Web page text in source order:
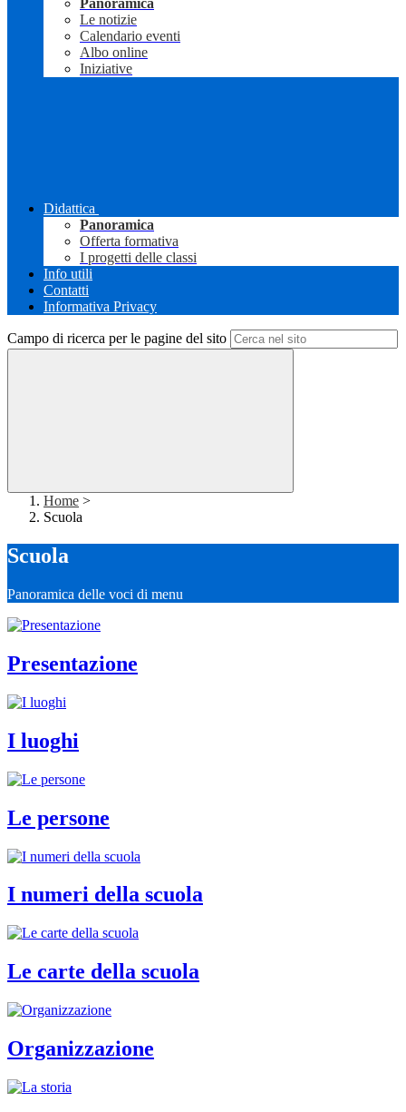
Panoramica
Le notizie
Calendario eventi
Albo online
Iniziative
Didattica
Panoramica
Offerta formativa
I progetti delle classi
Info utili
Contatti
Informativa Privacy
Campo di ricerca per le pagine del sito
Home >
Scuola
Scuola
Panoramica delle voci di menu
Presentazione
I luoghi
Le persone
I numeri della scuola
Le carte della scuola
Organizzazione